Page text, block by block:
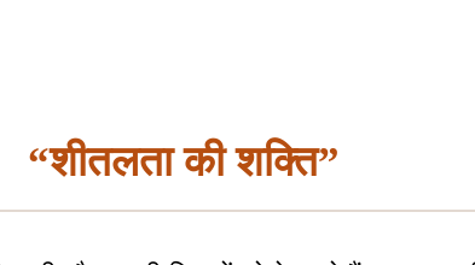
“शीतलता की शक्ति”